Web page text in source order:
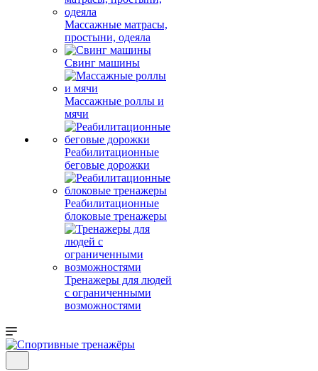
Массажные матрасы,
простыни, одеяла
Свинг машины
Массажные роллы и
мячи
Реабилитационные
беговые дорожки
Реабилитационные
блоковые тренажеры
Тренажеры для людей
с ограниченными
возможностями